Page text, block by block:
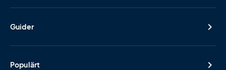
Guider
Populärt